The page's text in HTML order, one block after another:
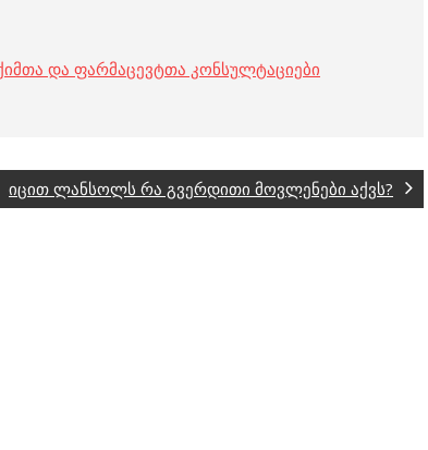
და ფარმაცევტთა კონსულტაციები
იცით ლანსოლს რა გვერდითი მოვლენები აქვს?